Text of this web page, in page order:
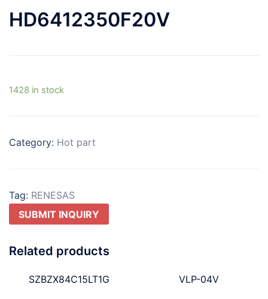
HD6412350F20V
1428 in stock
Category: Hot part
Tag: RENESAS
SUBMIT INQUIRY
Related products
SZBZX84C15LT1G VLP-04V